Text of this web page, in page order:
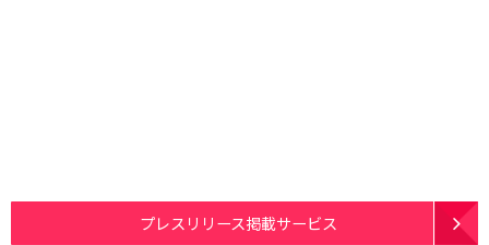
プレスリリース掲載サービス